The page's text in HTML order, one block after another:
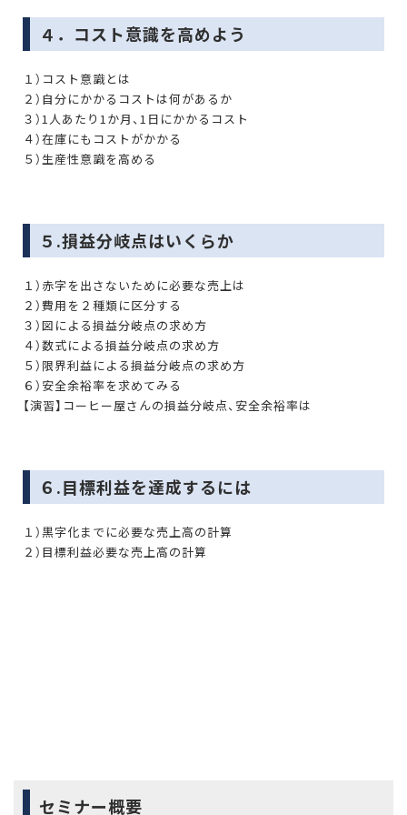
４．コスト意識を高めよう
１）コスト意識とは
２）自分にかかるコストは何があるか
３）1人あたり1か月、1日にかかるコスト
４）在庫にもコストがかかる
５）生産性意識を高める
５.損益分岐点はいくらか
１）赤字を出さないために必要な売上は
２）費用を２種類に区分する
３）図による損益分岐点の求め方
４）数式による損益分岐点の求め方
５）限界利益による損益分岐点の求め方
６）安全余裕率を求めてみる
【演習】コーヒー屋さんの損益分岐点、安全余裕率は
６.目標利益を達成するには
１）黒字化までに必要な売上高の計算
２）目標利益必要な売上高の計算
セミナー概要